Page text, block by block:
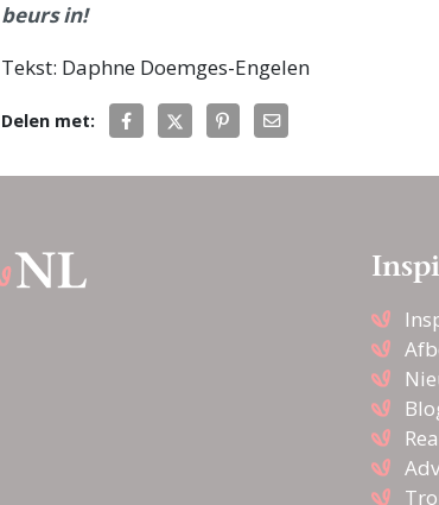
beurs in!
Tekst: Daphne Doemges-Engelen
Delen met: